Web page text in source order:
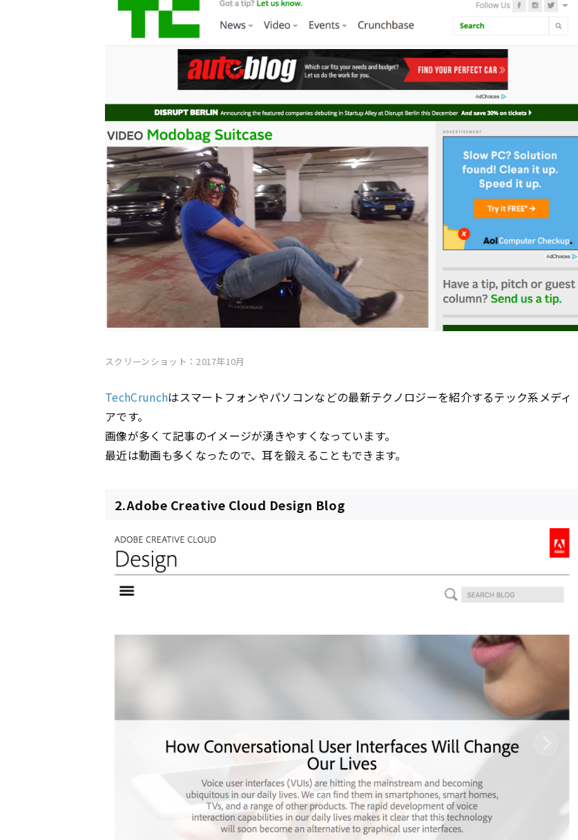
スクリーンショット：2017年10月
TechCrunchはスマートフォンやパソコンなどの最新テクノロジーを紹介するテック系メディ
アです。
画像が多くて記事のイメージが湧きやすくなっています。
最近は動画も多くなったので、耳を鍛えることもできます。
2.Adobe Creative Cloud Design Blog